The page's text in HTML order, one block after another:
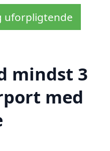
uforpligtende
mindst 3
med